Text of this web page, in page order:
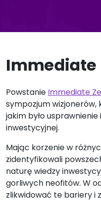
Immediate
Powstanie Immediate
sympozjum wizjonerów,
jakim było
inwestycyjnej.
Mając korzenie w
zidentyfikowali
naturę wiedzy
gorliwych neofitów. W
zlikwidować te bariery i